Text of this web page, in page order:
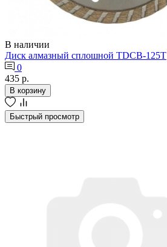
В наличии
Диск алмазный сплошной TDCB-125T
0
435 р.
В корзину
Быстрый просмотр